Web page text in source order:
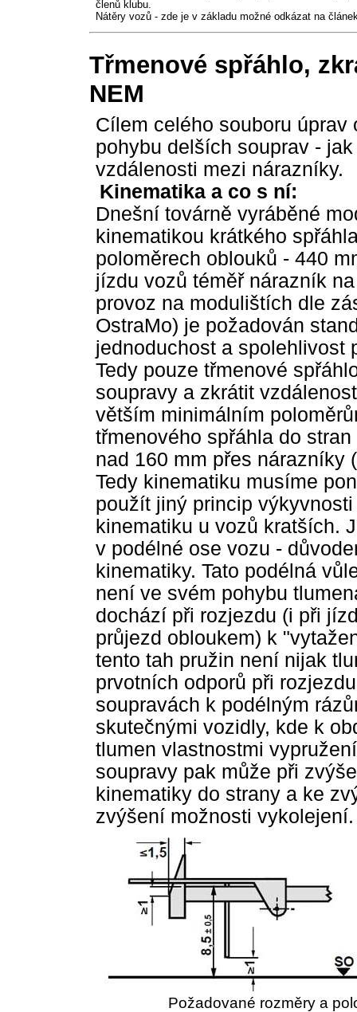
členů klubu.
Nátěry vozů - zde je v základu možné odkázat na
Třmenové spřáhlo,
NEM
Cílem celého souboru
pohybu delších souprav -
vzdálenosti mezi nárazníky.
Kinematika a co s ní:
Dnešní továrně vyráběné
kinematikou krátkého
poloměrech oblouků - 440
jízdu vozů téměř nárazník
provoz na modulištích dle
OstraMo) je požadován
jednoduchost a spolehlivost
Tedy pouze třmenové
soupravy a zkrátit
větším minimálním
třmenového spřáhla do
nad 160 mm přes nárazníky
Tedy kinematiku musíme
použít jiný princip
kinematiku u vozů kratších.
v podélné ose vozu -
kinematiky. Tato podélná
není ve svém pohybu
dochází při rozjezdu (i při
průjezd obloukem) k
tento tah pružin není nijak
prvotních odporů při
soupravách k podélným
skutečnými vozidly, kde k
tlumen vlastnostmi
soupravy pak může při
kinematiky do strany a ke
zvýšení možnosti vykolejení.
Požadované rozměry a